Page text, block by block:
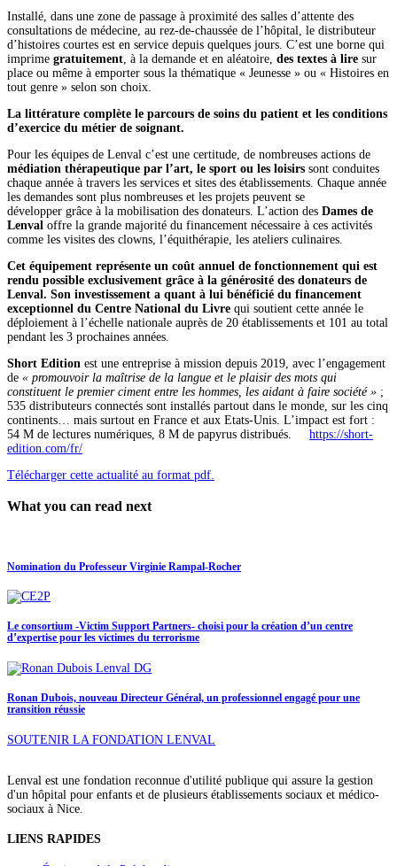
Installé, dans une zone de passage à proximité des salles d’attente des
consultations de médecine, au rez-de-chaussée de l’hôpital, le distributeur
d’histoires courtes est en service depuis quelques jours. C’est une borne qui
imprime gratuitement, à la demande et en aléatoire, des textes à lire sur
place ou même à emporter sous la thématique « Jeunesse » ou « Histoires en
tout genre » selon son choix.
La littérature complète le parcours de soins du patient et les conditions
d’exercice du métier de soignant.
Pour les équipes de Lenval c’est une certitude, de nombreuses actions de
médiation thérapeutique par l’art, le sport ou les loisirs sont conduites
chaque année à travers les services et sites des établissements. Chaque année
les demandes sont plus nombreuses et les projets peuvent se
développer grâce à la mobilisation des donateurs. L’action des Dames de
Lenval offre la grande majorité du financement nécessaire à ces activités
comme les visites des clowns, l’équithérapie, les ateliers culinaires.
Cet équipement représente un coût annuel de fonctionnement qui est
rendu possible exclusivement grâce à la générosité des donateurs de
Lenval. Son investissement a quant à lui bénéficié du financement
exceptionnel du Centre National du Livre qui soutient cette année le
déploiement à l’échelle nationale auprès de 20 établissements et 101 au total
pendant les 3 prochaines années.
Short Edition est une entreprise à mission depuis 2019, avec l’engagement
de « promouvoir la maîtrise de la langue et le plaisir des mots qui
constituent le premier ciment entre les hommes, les aidant à faire société » ;
535 distributeurs connectés sont installés partout dans le monde, sur les cinq
continents… mais surtout en France et aux Etats-Unis. L’impact est fort :
54 M de lectures numériques, 8 M de papyrus distribués. https://short-
edition.com/fr/
Télécharger cette actualité au format pdf.
What you can read next
Nomination du Professeur Virginie Rampal-Rocher
Le consortium -Victim Support Partners- choisi pour la création d’un centre
d’expertise pour les victimes du terrorisme
Ronan Dubois, nouveau Directeur Général, un professionnel engagé pour une
transition réussie
SOUTENIR LA FONDATION LENVAL
Lenval est une fondation reconnue d'utilité publique qui assure la gestion
d'un hôpital pour enfants et de plusieurs établissements sociaux et médico-
sociaux à Nice.
LIENS RAPIDES